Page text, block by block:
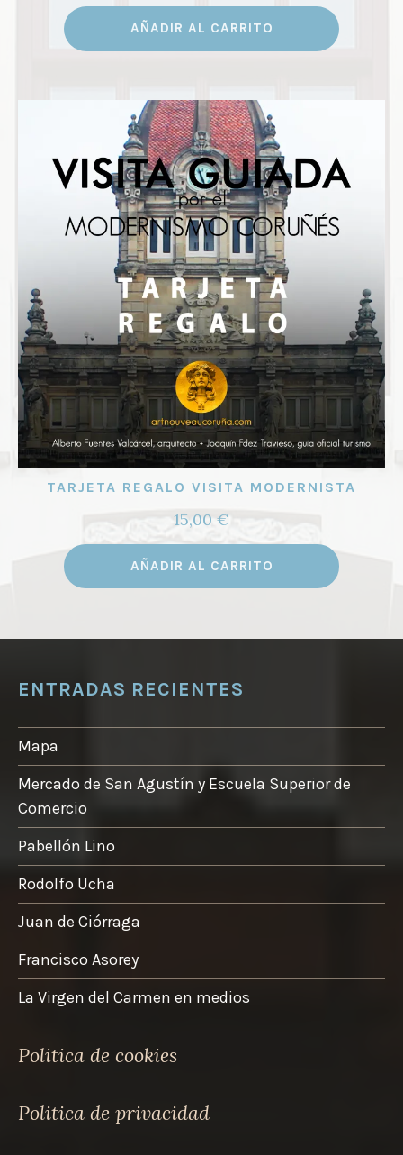
AÑADIR AL CARRITO
TARJETA REGALO VISITA MODERNISTA
15,00 €
AÑADIR AL CARRITO
ENTRADAS RECIENTES
Mapa
Mercado de San Agustín y Escuela Superior de
Comercio
Pabellón Lino
Rodolfo Ucha
Juan de Ciórraga
Francisco Asorey
La Virgen del Carmen en medios
Politica de cookies
Politica de privacidad